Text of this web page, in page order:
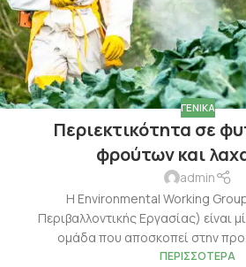
ΓΕΝΙΚΆ
Περιεκτικότητα σε
φρούτων και
admin
Η Environmental Working
Περιβαλλοντικής Εργασίας) είναι
ομάδα που αποσκοπεί στην
ΠΕΡΙΣΣΌΤΕΡΑ